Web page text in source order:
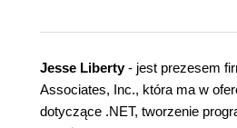
Jesse Liberty- jest prezesem
Associates, Inc., która ma w
dotyczące .NET, tworzenie